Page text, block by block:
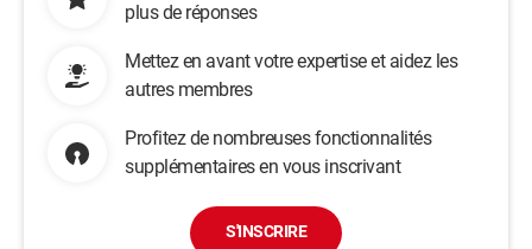
plus de réponses
Mettez en avant votre expertise et aidez les
autres membres
Profitez de nombreuses fonctionnalités
supplémentaires en vous inscrivant
S'INSCRIRE